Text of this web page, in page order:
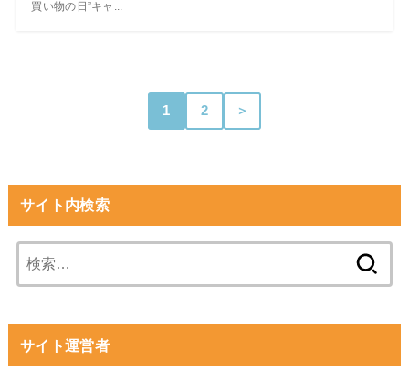
買い物の日”キャ...
1 2 ＞
サイト内検索
索:
サイト運営者